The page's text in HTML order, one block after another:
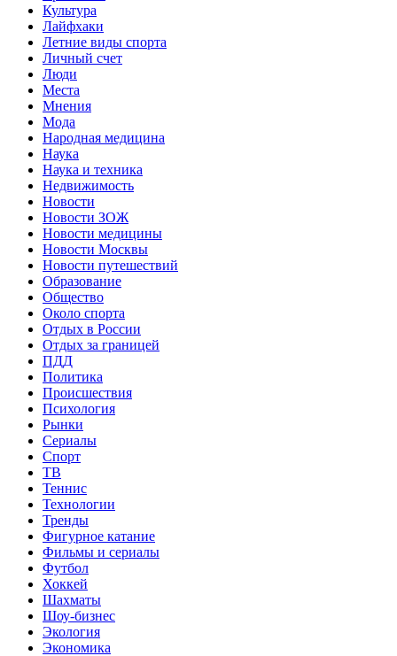
Культура
Лайфхаки
Летние виды спорта
Личный счет
Люди
Места
Мнения
Мода
Народная медицина
Наука
Наука и техника
Недвижимость
Новости
Новости ЗОЖ
Новости медицины
Новости Москвы
Новости путешествий
Образование
Общество
Около спорта
Отдых в России
Отдых за границей
ПДД
Политика
Происшествия
Психология
Рынки
Сериалы
Спорт
ТВ
Теннис
Технологии
Тренды
Фигурное катание
Фильмы и сериалы
Футбол
Хоккей
Шахматы
Шоу-бизнес
Экология
Экономика